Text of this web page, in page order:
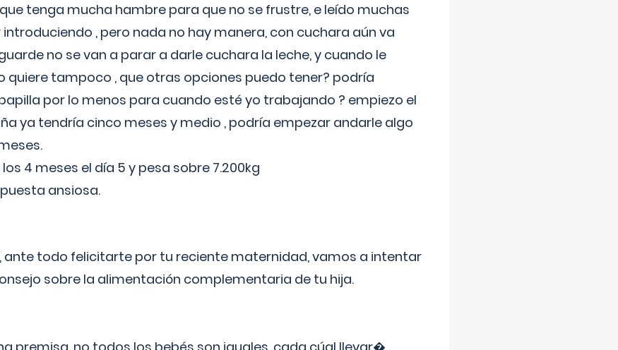
tenga mucha hambre para que no se frustre, e leído muchas
, pero nada no hay manera, con cuchara aún va
no se van a parar a darle cuchara la leche, y cuando le
quiere tampoco , que otras opciones puedo tener? podría
por lo menos para cuando esté yo trabajando ? empiezo el
ya tendría cinco meses y medio , podría empezar andarle algo
4 meses el día 5 y pesa sobre 7.200kg
ansiosa.
ante todo felicitarte por tu reciente maternidad, vamos a intentar
sobre la alimentación complementaria de tu hija.